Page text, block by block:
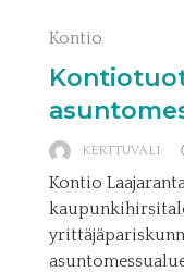
Kontio
KERTTUVALI
Kontio